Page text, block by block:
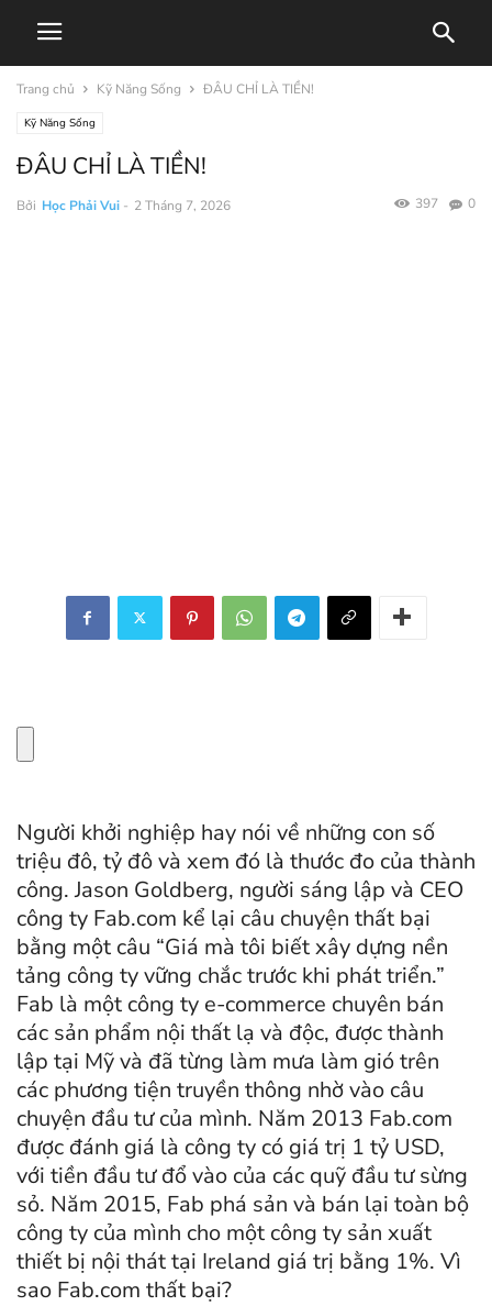
Trang chủ Kỹ Năng Sống ĐÂU CHỈ LÀ TIỀN!
Kỹ Năng Sống
ĐÂU CHỈ LÀ TIỀN!
Bởi Học Phải Vui - 2 Tháng 7, 2026 0
397
Người khởi nghiệp hay nói về những con số
triệu đô, tỷ đô và xem đó là thước đo của thành
công. Jason Goldberg, người sáng lập và CEO
công ty Fab.com kể lại câu chuyện thất bại
bằng một câu “Giá mà tôi biết xây dựng nền
tảng công ty vững chắc trước khi phát triển.”
Fab là một công ty e-commerce chuyên bán
các sản phẩm nội thất lạ và độc, được thành
lập tại Mỹ và đã từng làm mưa làm gió trên
các phương tiện truyền thông nhờ vào câu
chuyện đầu tư của mình. Năm 2013 Fab.com
được đánh giá là công ty có giá trị 1 tỷ USD,
với tiền đầu tư đổ vào của các quỹ đầu tư sừng
sỏ. Năm 2015, Fab phá sản và bán lại toàn bộ
công ty của mình cho một công ty sản xuất
thiết bị nội thát tại Ireland giá trị bằng 1%. Vì
sao Fab.com thất bại?